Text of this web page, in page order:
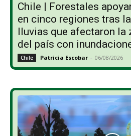
Chile | Forestales
en cinco regiones tras
lluvias que afectaron la
del país con
Chile Patricia Escobar - 06/08/2026